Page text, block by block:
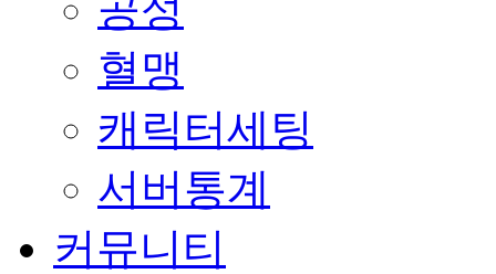
혈맹
캐릭터세팅
서버통계
커뮤니티